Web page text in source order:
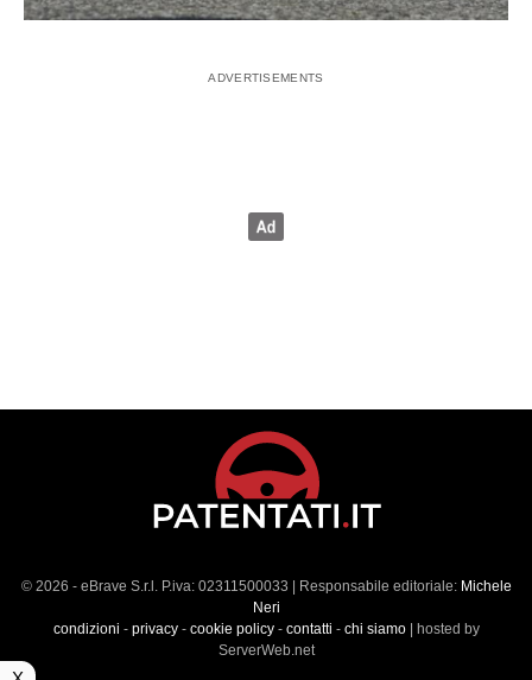
© 2026 - eBrave S.r.l. P.iva: 02311500033 | Responsabile editoriale: Michele
Neri
condizioni - privacy- cookie policy- contatti - chi siamo| hosted by
ServerWeb.net